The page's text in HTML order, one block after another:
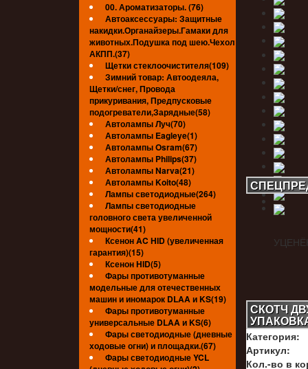
00. Ароматизаторы. (76)
Автоаксессуары: Защитные
накидки.Органайзеры.Гамаки для
животных.Подушка под шею.Чехол
АКПП.(37)
Щетки стеклоочистителя(109)
Зимний товар: Автоодеяла,
Щетки/снег, Провода
прикуривания, Предпусковые
подогреватели,Зарядные(58)
Автолампы Луч(70)
Автолампы Eagleye(1)
Автолампы Osram(67)
Автолампы Philips(37)
Автолампы Narva(21)
Автолампы Koito(48)
Лампы светодиодные(264)
Лампы светодиодные
головного света увеличенной
мощности(41)
Ксенон AC HID (увеличенная
гарантия)(15)
Ксенон HID(5)
Фары противотуманные
модельные для отечественных
машин и иномарок DLAA и KS(19)
Фары противотуманные
универсальные DLAA и KS(6)
Фары светодиодные (дневные
ходовые огни) и площадки.(67)
Фары светодиодные YCL
СКОТЧ
Категория:
Артикул:
Кол.-во в